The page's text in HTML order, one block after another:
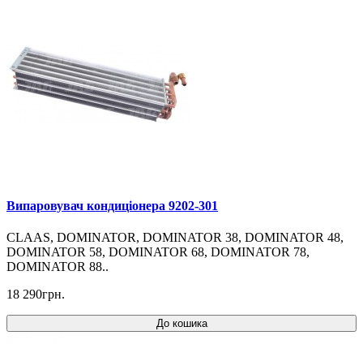
Випаровувач кондиціонера 9202-301
CLAAS, DOMINATOR, DOMINATOR 38, DOMINATOR 48,
DOMINATOR 58, DOMINATOR 68, DOMINATOR 78,
DOMINATOR 88..
18 290грн.
До кошика